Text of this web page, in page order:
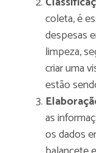
coleta, é
despesas
limpeza,
criar uma
estão
as
os dados